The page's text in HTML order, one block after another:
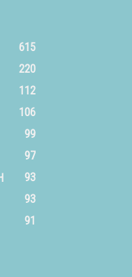
615
220
112
106
99
97
93
93
91